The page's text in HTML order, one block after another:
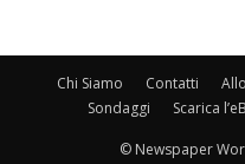
Chi Siamo Contatti
Sondaggi
Scarica
© Newspaper